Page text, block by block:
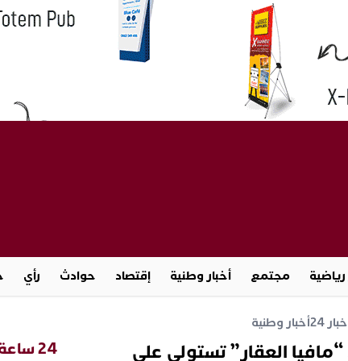
رياضية مجتمع أخبار وطنية إقتصاد حوادث رأي
24 أخبار وطنية
العقار” تستولي على
24 ساعة